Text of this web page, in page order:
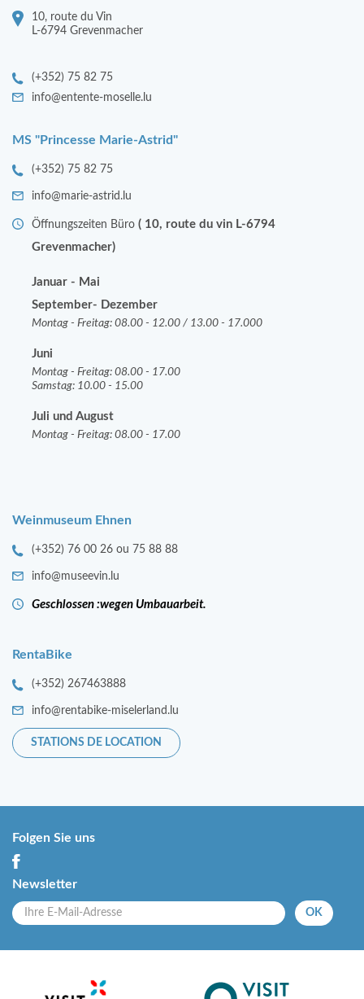
10, route du Vin
L-6794 Grevenmacher
(+352) 75 82 75
info@entente-moselle.lu
MS "Princesse Marie-Astrid"
(+352) 75 82 75
info@marie-astrid.lu
Öffnungszeiten Büro ( 10, route du vin L-6794
Grevenmacher)
Januar - Mai
September- Dezember
Montag - Freitag: 08.00 - 12.00 / 13.00 - 17.000
Juni
Montag - Freitag: 08.00 - 17.00
Samstag: 10.00 - 15.00
Juli und August
Montag - Freitag: 08.00 - 17.00
Weinmuseum Ehnen
(+352) 76 00 26 ou 75 88 88
info@museevin.lu
Geschlossen :wegen Umbauarbeit.
RentaBike
(+352) 267463888
info@rentabike-miselerland.lu
STATIONS DE LOCATION
Folgen Sie uns
Newsletter
OK